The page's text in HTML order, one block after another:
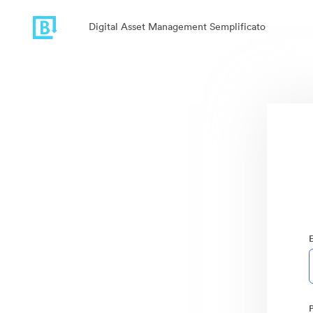
Digital Asset Management Semplificato